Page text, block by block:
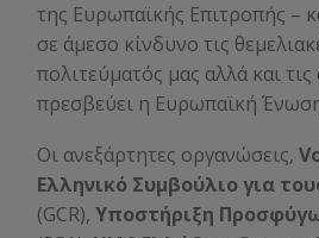
της Ευρωπαϊκής Επιτροπής –
σε άμεσο κίνδυνο τις
πολιτεύματός μας αλλά και
πρεσβεύει η Ευρωπαϊκή
Οι ανεξάρτητες οργανώσεις,
Ελληνικό Συμβούλιο για
(GCR), Υποστήριξη